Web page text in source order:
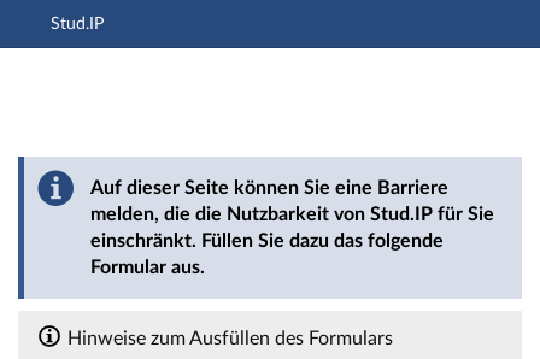
Hauptnavigation
Stud.IP
Barriere melden
Auf dieser Seite können Sie eine Barriere
melden, die die Nutzbarkeit von Stud.IP für Sie
einschränkt. Füllen Sie dazu das folgende
Formular aus.
Hinweise zum Ausfüllen des Formulars